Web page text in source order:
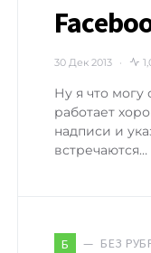
30 Дек 2013
Ну я что могу
работает
надписи и
встречаются…
Б БЕЗ